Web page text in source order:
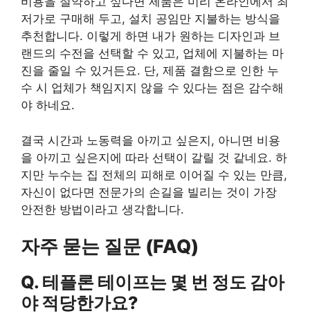
저가로 구매해 두고, 설치 공임만 지불하는 방식을
추천합니다. 이렇게 하면 내가 원하는 디자인과 브
랜드의 수전을 선택할 수 있고, 업체에 지불하는 마
진을 줄일 수 있거든요. 단, 제품 결함으로 인한 누
수 시 업체가 책임지지 않을 수 있다는 점은 감수해
야 하네요.
결국 시간과 노동력을 아끼고 싶은지, 아니면 비용
을 아끼고 싶은지에 따라 선택이 갈릴 것 같네요. 하
지만 누수는 집 전체의 피해로 이어질 수 있는 만큼,
자신이 없다면 전문가의 손길을 빌리는 것이 가장
안전한 방법이라고 생각합니다.
자주 묻는 질문 (FAQ)
Q. 테플론 테이프는 몇 번 정도 감아
야 적당한가요?